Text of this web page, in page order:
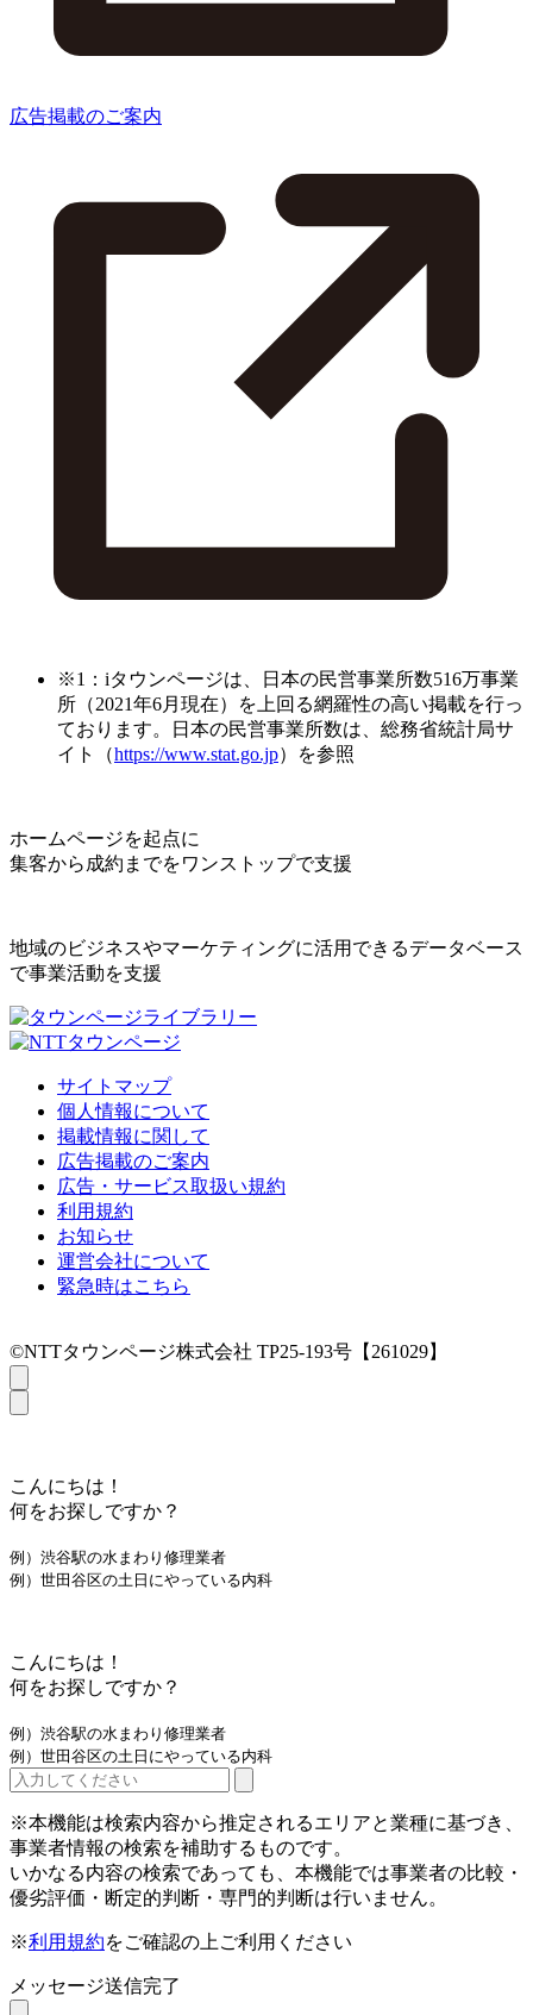
広告掲載のご案内
※1：iタウンページは、日本の民営事業所数516万事業
所（2021年6月現在）を上回る網羅性の高い掲載を行っ
ております。日本の民営事業所数は、総務省統計局サ
イト（https://www.stat.go.jp）を参照
ホームページを起点に
集客から成約までをワンストップで支援
地域のビジネスやマーケティングに活用できるデータベース
で事業活動を支援
サイトマップ
個人情報について
掲載情報に関して
広告掲載のご案内
広告・サービス取扱い規約
利用規約
お知らせ
運営会社について
緊急時はこちら
©NTTタウンページ株式会社 TP25-193号【261029】
こんにちは！
何をお探しですか？
例）渋谷駅の水まわり修理業者
例）世田谷区の土日にやっている内科
こんにちは！
何をお探しですか？
例）渋谷駅の水まわり修理業者
例）世田谷区の土日にやっている内科
※本機能は検索内容から推定されるエリアと業種に基づき、
事業者情報の検索を補助するものです。
いかなる内容の検索であっても、本機能では事業者の比較・
優劣評価・断定的判断・専門的判断は行いません。
※利用規約をご確認の上ご利用ください
メッセージ送信完了